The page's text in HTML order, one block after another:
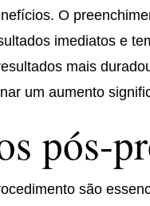
O
imediatos e
mais
um aumento
pós-
são